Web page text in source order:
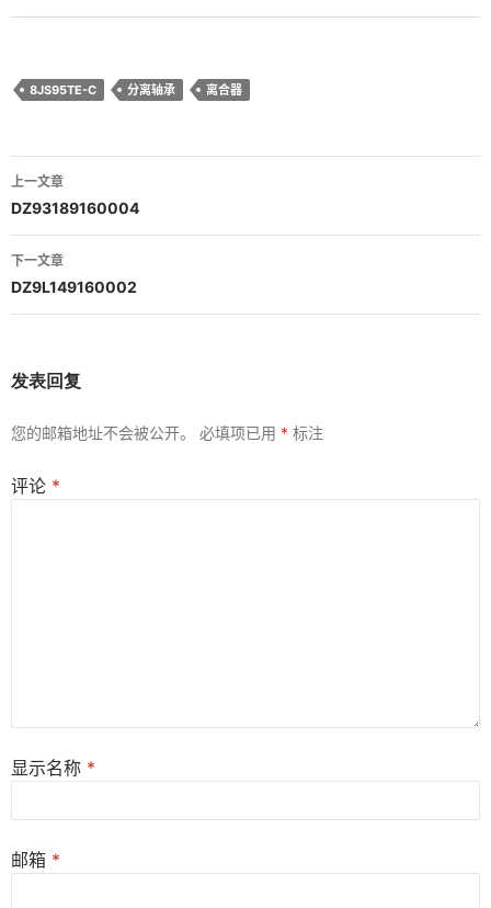
8JS95TE-C 分离轴承 离合器
文
章
导
航
上一文章
DZ93189160004
下一文章
DZ9L149160002
发表回复
您的邮箱地址不会被公开。 必填项已用 * 标注
评论 *
显示名称 *
邮箱 *